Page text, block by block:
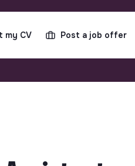
my CV Post a job offer